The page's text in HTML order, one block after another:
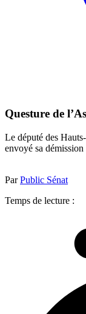
Questure de
Le député des
envoyé sa
ParPublic Sénat
Temps de lecture :